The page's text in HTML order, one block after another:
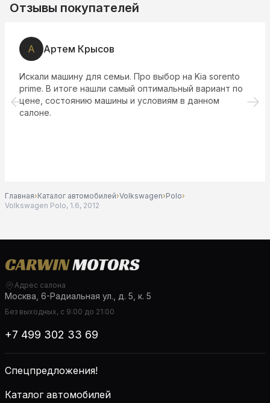
Отзывы покупателей
А Артем Крысов
Искали машину для семьи. Про выбор на Kia sorento
prime. В итоге нашли самый оптимальный вариант по
цене, состоянию машины и условиям в данном
салоне.
Главная›Каталог автомобилей›Volkswagen›Polo›
Volkswagen Polo, 1.6, 2012
Адрес салона
Москва, 6-Радиальная ул., д. 5, к. 5
Без выходных, с 9:00 до 21:00
+7 499 302 33 69
Спецпредложения!
Каталог автомобилей